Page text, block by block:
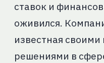
ставок и
оживился.
известная
решениями в